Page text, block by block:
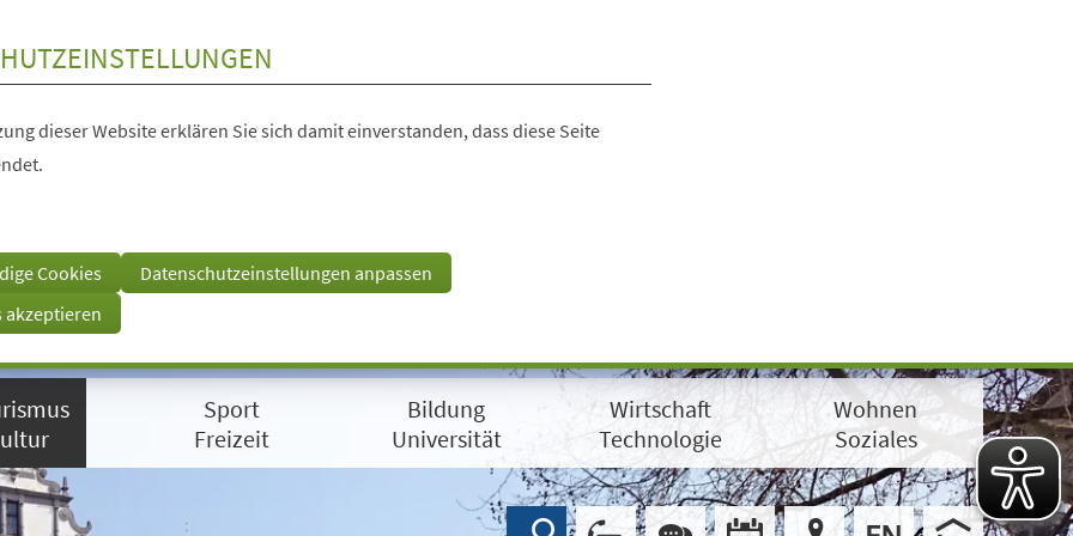
dieser Website erklären Sie sich damit einverstanden, dass diese Seite
Cookies
Datenschutzeinstellungen anpassen
akzeptieren
Sport
Freizeit
Bildung
Universität
Wirtschaft
Technologie
Wohnen
Soziales